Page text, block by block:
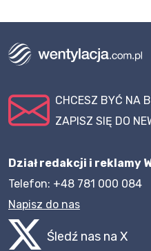
CHCESZ BYĆ NA
ZAPISZ SIĘ DO
Dział redakcji i reklamy
Telefon: +48 781 000 084
Napisz do nas
Śledź nas na X